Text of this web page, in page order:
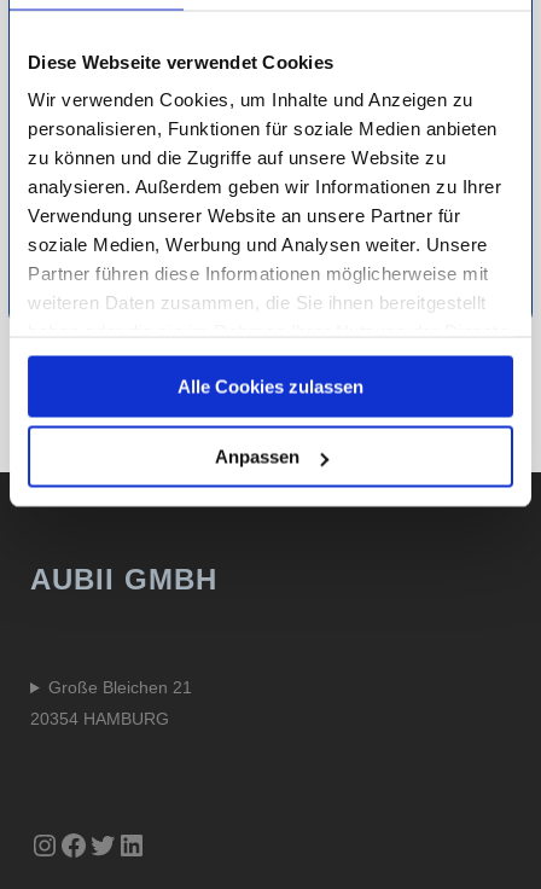
Diese Webseite verwendet Cookies
Wir verwenden Cookies, um Inhalte und Anzeigen zu
personalisieren, Funktionen für soziale Medien anbieten
zu können und die Zugriffe auf unsere Website zu
analysieren. Außerdem geben wir Informationen zu Ihrer
Verwendung unserer Website an unsere Partner für
soziale Medien, Werbung und Analysen weiter. Unsere
Partner führen diese Informationen möglicherweise mit
weiteren Daten zusammen, die Sie ihnen bereitgestellt
gesammelt haben.
Unsere Datenschutzerklärung finden siehier.
Alle Cookies zulassen
Anpassen
Dateiverwaltung, schwarze Bretter und die Möglichkeit, alle
informieren. Alle Marken sind über Apps und mobile Geräte
Informationen verfügen. So wird Pferdemanagement
leichtgemacht.
Detaillierte Informationen zur Durchführung unserer Studien
finden Sie unter
ZUR ÜBERSICHT
AUBII GMBH
Große Bleichen 21
20354 HAMBURG
Instagram
Facebook
Twitter
LinkedIn